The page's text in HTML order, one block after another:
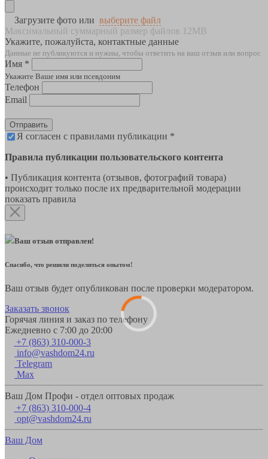
Загрузите фото или выберите файл
Максимальный суммарный размер файлов 12MB
Укажите, пожалуйста, контактные данные
Данные не публикуются и нужны, чтобы ответить на ваш отзыв или вопрос
Имя *
Укажите Ваше имя или псевдоним
Телефон
Email
Отправить
Я согласен с правилами публикации *
Правила публикации пользовательского контента
• Публикация контента (отзывов, фотографий товара)
происходит только после их предварительной модерации
показать правила
Ваш отзыв отправлен!
Спасибо, что решили поделиться опытом!
Ваш отзыв будет опубликован после проверки модератором.
Заказать звонок
Горячая линия и заказ по телефону
Ежедневно с 7:00 до 20:00
+7 (863) 310-000-3
info@vashdom24.ru
Telegram
Max
Ваш Дом Профи - отдел оптовых продаж
+7 (863) 310-000-4
opt@vashdom24.ru
Ваш Дом